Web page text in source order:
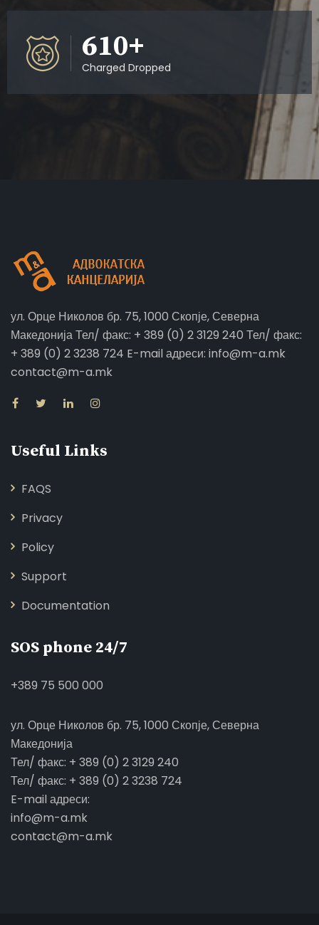
677+
Charged Dropped
ул. Орце Николов бр. 75, 1000 Скопје, Северна
Македонија Тел/ факс: + 389 (0) 2 3129 240 Тел/ факс:
+ 389 (0) 2 3238 724 E-mail адреси: info@m-a.mk
contact@m-a.mk
Useful Links
FAQS
Privacy
Policy
Support
Documentation
SOS phone 24/7
+389 75 500 000
ул. Орце Николов бр. 75, 1000 Скопје, Северна
Македонија
Тел/ факс: + 389 (0) 2 3129 240
Тел/ факс: + 389 (0) 2 3238 724
E-mail адреси:
info@m-a.mk
contact@m-a.mk